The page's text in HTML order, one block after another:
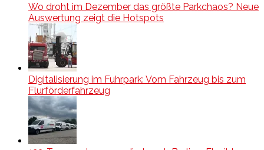
Wo droht im Dezember das größte Parkchaos? Neue
Auswertung zeigt die Hotspots
Digitalisierung im Fuhrpark: Vom Fahrzeug bis zum
Flurförderfahrzeug